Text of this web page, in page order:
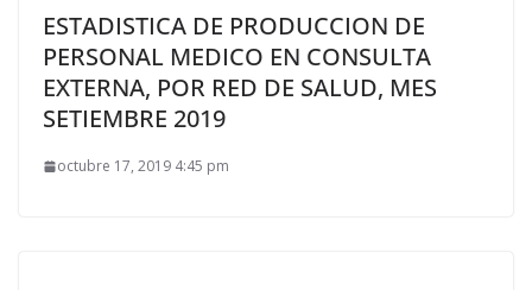
ESTADISTICA DE PRODUCCION DE
PERSONAL MEDICO EN CONSULTA
EXTERNA, POR RED DE SALUD, MES
SETIEMBRE 2019
octubre 17, 2019 4:45 pm